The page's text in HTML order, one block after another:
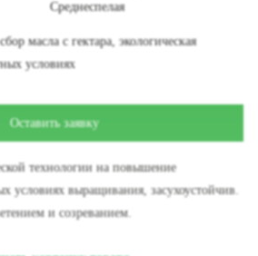
Среднеспелая
масла с гектара, экологическая
условиях
Оставить заявку
технологии на повышение
условиях выращивания, засухоустойчив.
и созреванием.